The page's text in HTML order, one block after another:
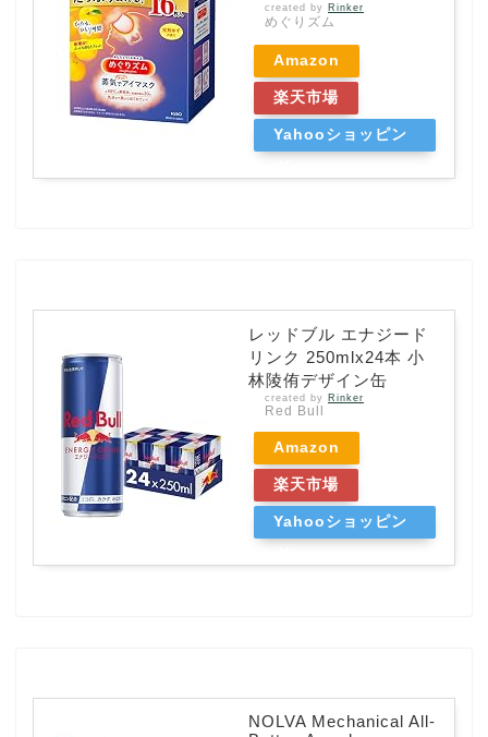
created by Rinker
めぐりズム
Amazon
楽天市場
Yahooショッピン
レッドブル エナジード
リンク 250mlx24本 小
林陵侑デザイン缶
created by Rinker
Red Bull
Amazon
楽天市場
Yahooショッピン
NOLVA Mechanical All-